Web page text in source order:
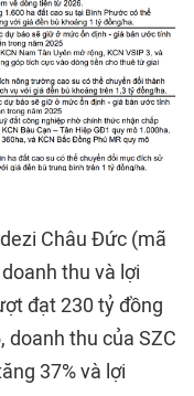
Châu Đức (mã
thu và lợi
đạt 230 tỷ đồng
doanh thu của SZC
37% và lợi